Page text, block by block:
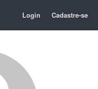
Login Cadastre-se